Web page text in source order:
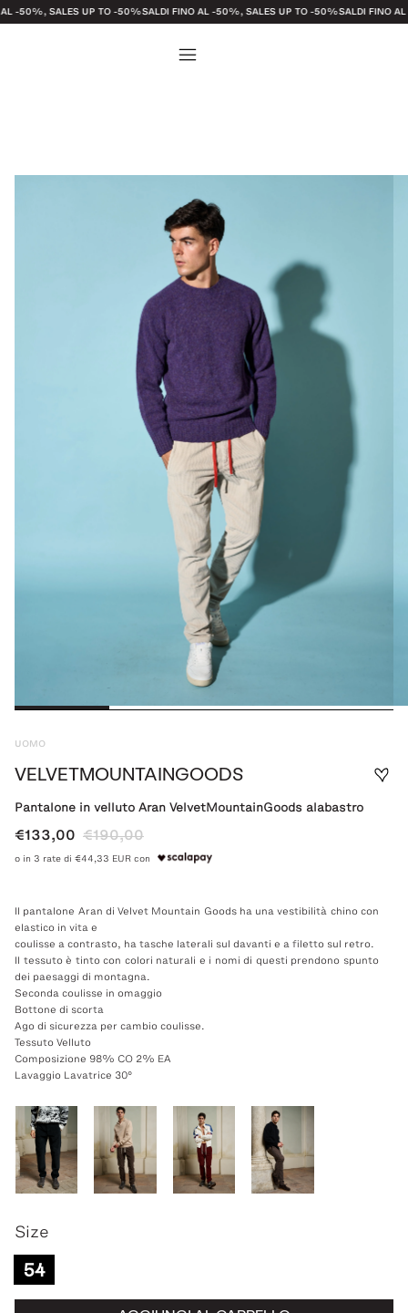
UP TO -50%SALDI FINO AL -50%, SALES UP TO -50%SALDI FINO AL -50%,
UOMO
VELVETMOUNTAINGOODS
Pantalone in velluto Aran VelvetMountainGoods alabastro
€133,00 €190,00
o in 3 rate di €44,33 EUR con
Il pantalone Aran di Velvet Mountain Goods ha una vestibilità chino con
elastico in vita e
coulisse a contrasto, ha tasche laterali sul davanti e a filetto sul retro.
Il tessuto è tinto con colori naturali e i nomi di questi prendono spunto
dei paesaggi di montagna.
Seconda coulisse in omaggio
Bottone di scorta
Ago di sicurezza per cambio coulisse.
Tessuto Velluto
Composizione 98% CO 2% EA
Lavaggio Lavatrice 30°
Size
54